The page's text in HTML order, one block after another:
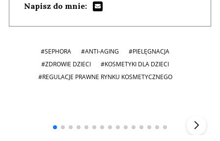
Napisz do mnie:
#SEPHORA #ANTI-AGING
#PIELĘGNACJA
#ZDROWIE DZIECI
#KOSMETYKI DLA DZIECI
#REGULACJE PRAWNE RYNKU KOSMETYCZNEGO